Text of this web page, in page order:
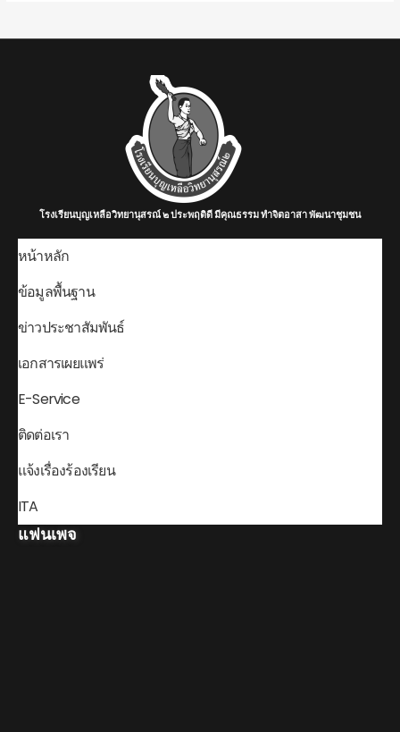
โรงเรียนบุญเหลือวิทยานุสรณ์ ๒ ประพฤติดี มีคุณธรรม ทำจิตอาสา พัฒนาชุมชน
หน้าหลัก
ข้อมูลพื้นฐาน
ข่าวประชาสัมพันธ์
เอกสารเผยแพร่
E-Service
ติดต่อเรา
แจ้งเรื่องร้องเรียน
ITA
แฟนเพจ